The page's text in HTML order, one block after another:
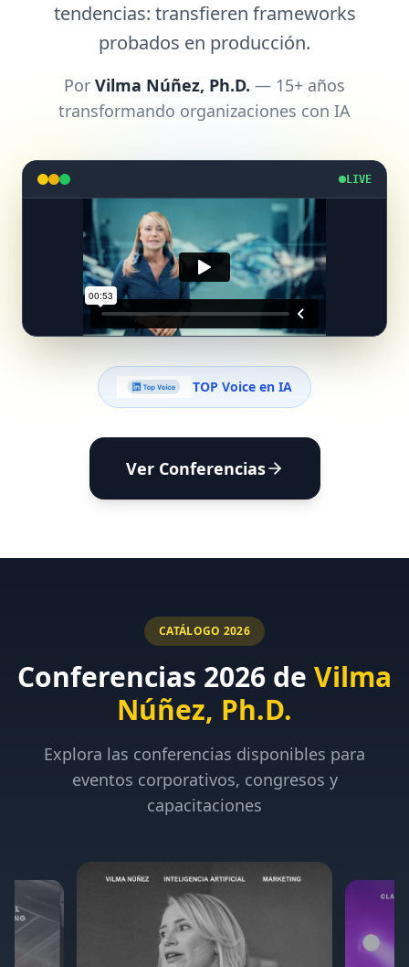
tendencias: transfieren frameworks
probados en producción.
Por Vilma Núñez, Ph.D. — 15+ años
transformando organizaciones con IA
LIVE
TOP Voice en IA
Ver Conferencias
CATÁLOGO 2026
Conferencias 2026 de Vilma
Núñez, Ph.D.
Explora las conferencias disponibles para
eventos corporativos, congresos y
capacitaciones